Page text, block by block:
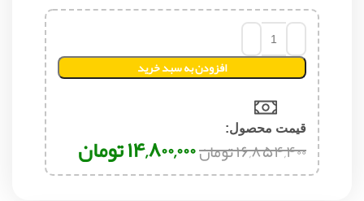
افزودن به سبد خرید
قیمت محصول:​
۱۶,۸۵۴,۴۰۰تومان۱۴,۸۰۰,۰۰۰تومان